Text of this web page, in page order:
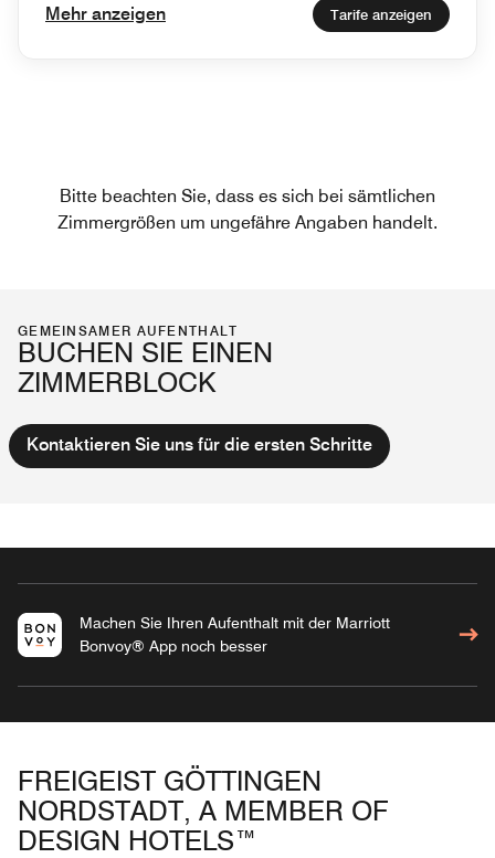
Mehr anzeigen Tarife anzeigen
Bitte beachten Sie, dass es sich bei sämtlichen
Zimmergrößen um ungefähre Angaben handelt.
GEMEINSAMER AUFENTHALT
BUCHEN SIE EINEN
ZIMMERBLOCK
Kontaktieren Sie uns für die ersten Schritte
Machen Sie Ihren Aufenthalt mit der Marriott
Bonvoy® App noch besser
FREIGEIST GÖTTINGEN
NORDSTADT, A MEMBER OF
DESIGN HOTELS™